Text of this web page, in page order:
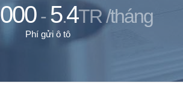
000-5.4TR /tháng
Phí gửi ô tô